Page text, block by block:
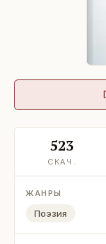
523
СКАЧ.
ЖАНРЫ
Поэзия